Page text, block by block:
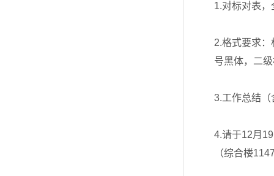
1.对标对表
2.格式要求
号黑体，二
3.工作总结
4.请于12月
（综合楼